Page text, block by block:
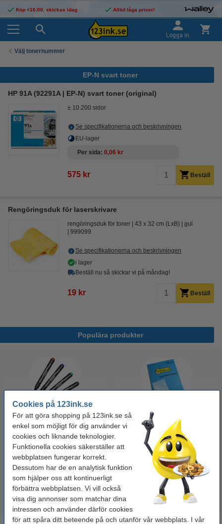
Cookies på 123ink.se
För att göra shopping på 123ink.se så
enkel som möjligt för dig använder vi
cookies och liknande teknologier.
Funktionella cookies säkerställer att
webbplatsen fungerar korrekt.
Dessutom har de en analytisk funktion
som hjälper oss att kontinuerligt
förbättra webbplatsen. Vi vill också
visa dig annonser som matchar dina
intressen och använder därför cookies
för att spåra ditt beteende på och utanför vår webbplats. I vår
Köp <16:00, skickas idag Alltid låga priser!
Logga in
Välj tonernummer
EP-N svart toner
HP 91A (92291A | EP-N) svart toner (original)
± 10.200 sidor
Se specifikationerna och beskrivningen
EU-lager
Per sida 0,06 kr
575 kr Beställ
Rengöringsduk för laserskrivare
rengöringsduk för toner 43 x 32 cm (LxB)
gul
999099
Se specifikationerna och beskrivningen
i lager
Beställ nu så skickar vi på måndag!
19 kr Beställ
Populära produkter
Märkpenna permanent 2.5mm |
123ink | 4st
50 kr Inkl. 25% Moms
Lamineringsfickor A4 80 mik. |
blank | 123ink 100st
125 kr Inkl. 25% Moms